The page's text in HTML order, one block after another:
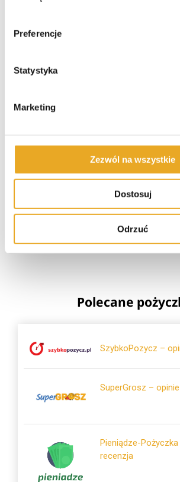
Preferencje
Statystyka
Marketing
Zezwól na wszystkie
Dostosuj
Odrzuć
0KOMENTARZY
Polecane
SzybkoPozycz –
SuperGrosz –
Pieniądze-
recenzja